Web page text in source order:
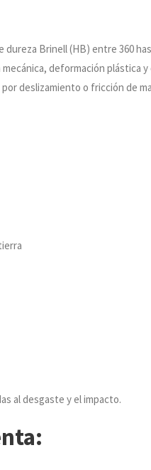
Brinell (HB) entre 360
deformación plástica y
deslizamiento o fricción de
al desgaste y el impacto.